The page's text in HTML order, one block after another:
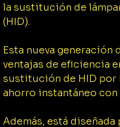
la sustitución de
(HID).
Esta nueva
ventajas de eficiencia
sustitución de HID por
ahorro instantáneo
Además, está